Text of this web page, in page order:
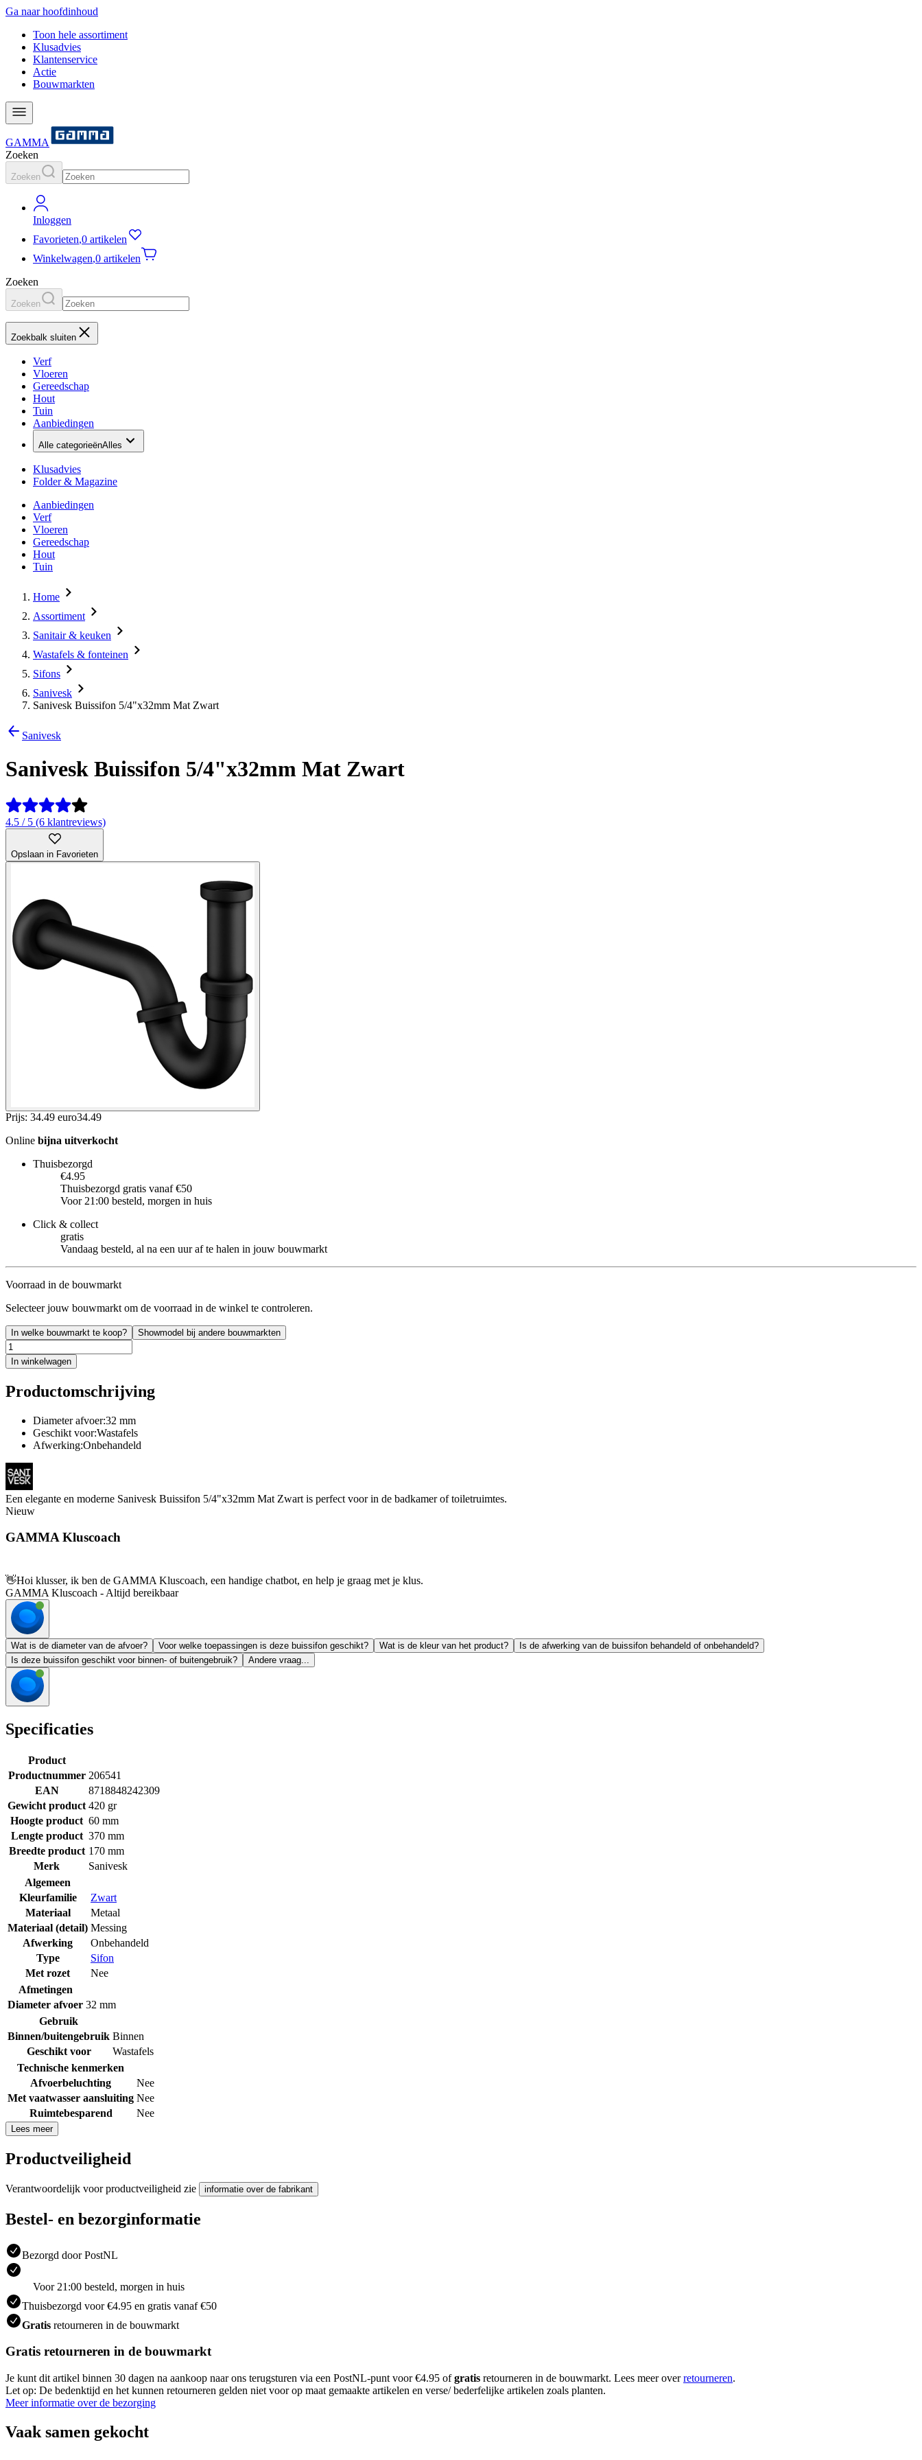
Ga naar hoofdinhoud
Toon hele assortiment
Klusadvies
Klantenservice
Actie
Bouwmarkten
GAMMA
Zoeken
Zoeken
Inloggen
Favorieten,0 artikelen
Winkelwagen,0 artikelen
Zoeken
Zoeken
Zoekbalk sluiten
Verf
Vloeren
Gereedschap
Hout
Tuin
Aanbiedingen
Alle categorieënAlles
Klusadvies
Folder & Magazine
Aanbiedingen
Verf
Vloeren
Gereedschap
Hout
Tuin
Home
Assortiment
Sanitair & keuken
Wastafels & fonteinen
Sifons
Sanivesk
Sanivesk Buissifon 5/4"x32mm Mat Zwart
Sanivesk
Sanivesk Buissifon 5/4"x32mm Mat Zwart
4.5 / 5 (6 klantreviews)
Opslaan in Favorieten
Prijs: 34.49 euro34.49
Online bijna uitverkocht
Thuisbezorgd
€4.95
Thuisbezorgd gratis vanaf €50
Voor 21:00 besteld, morgen in huis
Click & collect
gratis
Vandaag besteld, al na een uur af te halen in jouw bouwmarkt
Voorraad in de bouwmarkt
Selecteer jouw bouwmarkt om de voorraad in de winkel te controleren.
In welke bouwmarkt te koop? Showmodel bij andere bouwmarkten
In winkelwagen
Productomschrijving
Diameter afvoer:32 mm
Geschikt voor:Wastafels
Afwerking:Onbehandeld
Een elegante en moderne Sanivesk Buissifon 5/4"x32mm Mat Zwart is perfect voor in de badkamer of toiletruimtes.
Nieuw
GAMMA Kluscoach
👋Hoi klusser, ik ben de GAMMA Kluscoach, een handige chatbot, en help je graag met je klus.
GAMMA Kluscoach - Altijd bereikbaar
Wat is de diameter van de afvoer? Voor welke toepassingen is deze buissifon geschikt? Wat is de kleur van het product?
Is de afwerking van de buissifon behandeld of onbehandeld?
Is deze buissifon geschikt voor binnen- of buitengebruik?
Andere vraag...
Specificaties
Product
Productnummer 206541
EAN
8718848242309
Gewicht product 420 gr
Hoogte product 60 mm
Lengte product 370 mm
Breedte product 170 mm
Merk
Sanivesk
Algemeen
Kleurfamilie
Zwart
Materiaal
Metaal
Materiaal (detail) Messing
Afwerking
Onbehandeld
Type
Sifon
Met rozet
Nee
Afmetingen
Diameter afvoer 32 mm
Gebruik
Binnen/buitengebruik Binnen
Geschikt voor
Wastafels
Technische kenmerken
Afvoerbeluchting
Nee
Met vaatwasser aansluiting Nee
Ruimtebesparend
Nee
Lees meer
Productveiligheid
Verantwoordelijk voor productveiligheid zie informatie over de fabrikant
Bestel- en bezorginformatie
Bezorgd door PostNL
Voor 21:00 besteld, morgen in huis
Thuisbezorgd voor €4.95 en gratis vanaf €50
Gratis retourneren in de bouwmarkt
Gratis retourneren in de bouwmarkt
Je kunt dit artikel binnen 30 dagen na aankoop naar ons terugsturen via een PostNL-punt voor €4.95 ofgratis retourneren in de bouwmarkt. Lees meer overretourneren.
Let op: De bedenktijd en het kunnen retourneren gelden niet voor op maat gemaakte artikelen en verse/ bederfelijke artikelen zoals planten.
Meer informatie over de bezorging
Vaak samen gekocht